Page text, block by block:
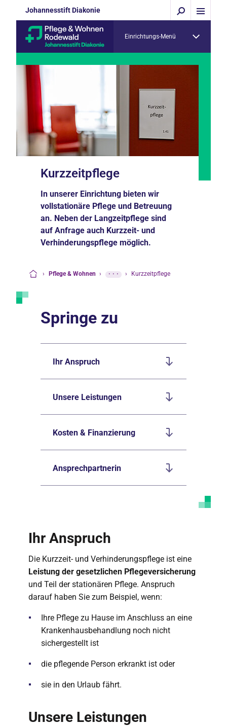
Johannesstift Diakonie
Einrichtungs-Menü
Kurzzeitpflege
In unserer Einrichtung bieten wir
vollstationäre Pflege und Betreuung
an. Neben der Langzeitpflege sind
auf Anfrage auch Kurzzeit- und
Verhinderungspflege möglich.
› Pflege & Wohnen › ··· › Kurzzeitpflege
Springe zu
Ihr Anspruch
Unsere Leistungen
Kosten & Finanzierung
Ansprechpartnerin
Ihr Anspruch
Die Kurzzeit- und Verhinderungspflege ist eine
Leistung der gesetzlichen Pflegeversicherung
und Teil der stationären Pflege. Anspruch
darauf haben Sie zum Beispiel, wenn:
Ihre Pflege zu Hause im Anschluss an eine
Krankenhausbehandlung noch nicht
sichergestellt ist
die pflegende Person erkrankt ist oder
sie in den Urlaub fährt.
Unsere Leistungen